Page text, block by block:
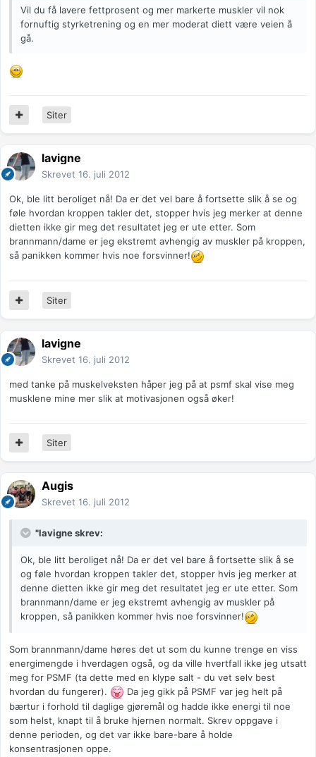
Vil du få lavere fettprosent og mer markerte muskler vil nok
fornuftig styrketrening og en mer moderat diett være veien å
gå.
Siter
lavigne
Skrevet 16. juli 2012
Ok, ble litt beroliget nå! Da er det vel bare å fortsette slik å se og
føle hvordan kroppen takler det, stopper hvis jeg merker at denne
dietten ikke gir meg det resultatet jeg er ute etter. Som
brannmann/dame er jeg ekstremt avhengig av muskler på kroppen,
så panikken kommer hvis noe forsvinner!
Siter
lavigne
Skrevet 16. juli 2012
med tanke på muskelveksten håper jeg på at psmf skal vise meg
musklene mine mer slik at motivasjonen også øker!
Siter
Augis
Skrevet 16. juli 2012
"lavigne skrev:
Ok, ble litt beroliget nå! Da er det vel bare å fortsette slik å se
og føle hvordan kroppen takler det, stopper hvis jeg merker at
denne dietten ikke gir meg det resultatet jeg er ute etter. Som
brannmann/dame er jeg ekstremt avhengig av muskler på
kroppen, så panikken kommer hvis noe forsvinner!
Som brannmann/dame høres det ut som du kunne trenge en viss
energimengde i hverdagen også, og da ville hvertfall ikke jeg utsatt
meg for PSMF (ta dette med en klype salt - du vet selv best
hvordan du fungerer).
Da jeg gikk på PSMF var jeg helt på
bærtur i forhold til daglige gjøremål og hadde ikke energi til noe
som helst, knapt til å bruke hjernen normalt. Skrev oppgave i
denne perioden, og det var ikke bare-bare å holde
konsentrasjonen oppe.